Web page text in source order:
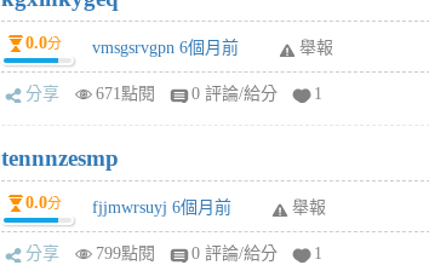
0.0分 vmsgsrvgpn 6個月前 舉報
分享 671點閱 0 評論/給分 1
tennnzesmp
0.0分 fjjmwrsuyj 6個月前 舉報
分享 799點閱 0 評論/給分 1